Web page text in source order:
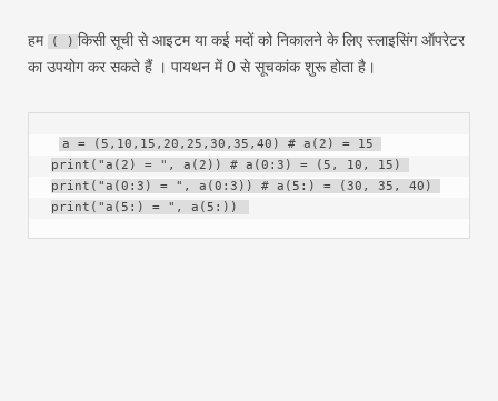
हम ( ) किसी सूची से आइटम या कई मदों को निकालने के लिए स्लाइसिंग ऑपरेटर
का उपयोग कर सकते हैं । पायथन में 0 से सूचकांक शुरू होता है।
a = (5,10,15,20,25,30,35,40) # a(2) = 15
print("a(2) = ", a(2)) # a(0:3) = (5, 10, 15)
print("a(0:3) = ", a(0:3)) # a(5:) = (30, 35, 40)
print("a(5:) = ", a(5:))